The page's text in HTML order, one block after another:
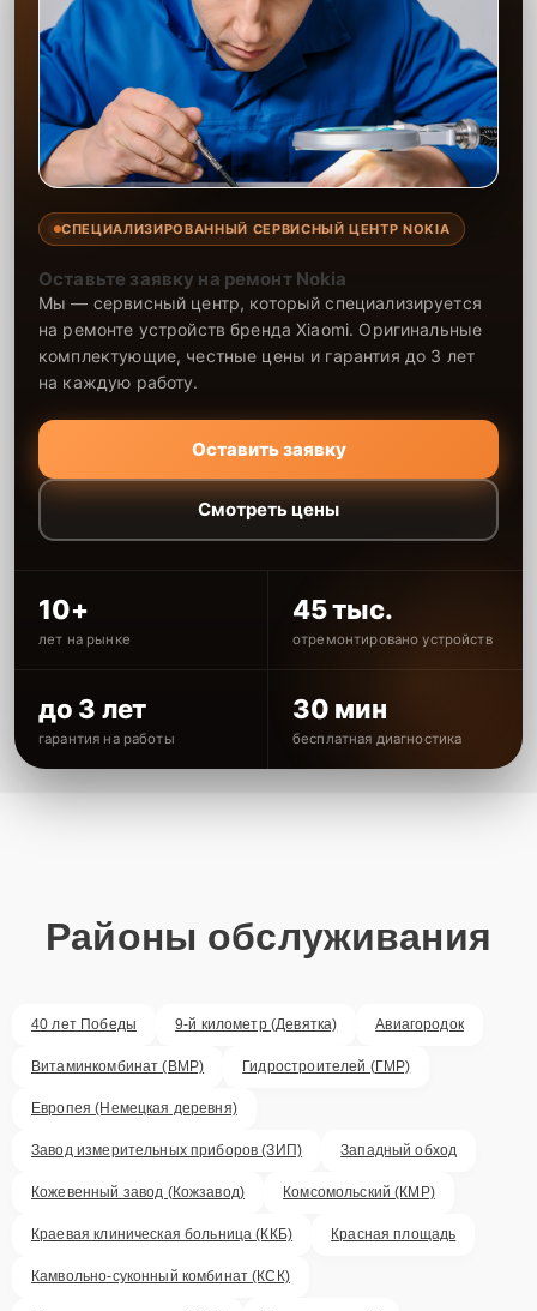
Сервисный центр предлагает услуги по замене шлейфов с
гарантией качества. Наши специалисты выполняют замену
быстро и надёжно, используя только проверенные запчасти. Мы
обеспечиваем длительную и стабильную работу вашего планшета
после проведения ремонта, гарантируя высокое качество
предоставляемых услуг.
СПЕЦИАЛИЗИРОВАННЫЙ СЕРВИСНЫЙ ЦЕНТР NOKIA
Оставьте заявку на ремонт Nokia
Мы — сервисный центр, который специализируется
на ремонте устройств бренда Xiaomi. Оригинальные
комплектующие, честные цены и гарантия до 3 лет
на каждую работу.
Оставить заявку
Смотреть цены
10+
лет на рынке
45 тыс.
отремонтировано устройств
до 3 лет
гарантия на работы
30 мин
бесплатная диагностика
Районы обслуживания
40 лет Победы 9-й километр (Девятка) Авиагородок
Витаминкомбинат (ВМР) Гидростроителей (ГМР)
Европея (Немецкая деревня)
Завод измерительных приборов (ЗИП) Западный обход
Кожевенный завод (Кожзавод) Комсомольский (КМР)
Краевая клиническая больница (ККБ) Красная площадь
Камвольно-суконный комбинат (КСК)